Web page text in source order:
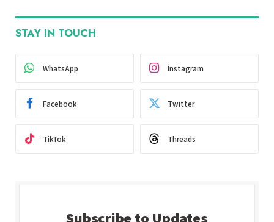
STAY IN TOUCH
WhatsApp Instagram
Facebook Twitter
TikTok Threads
Subscribe to Updates